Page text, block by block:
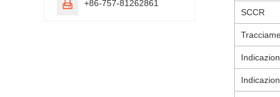
SCCR
 +86-757-81262861